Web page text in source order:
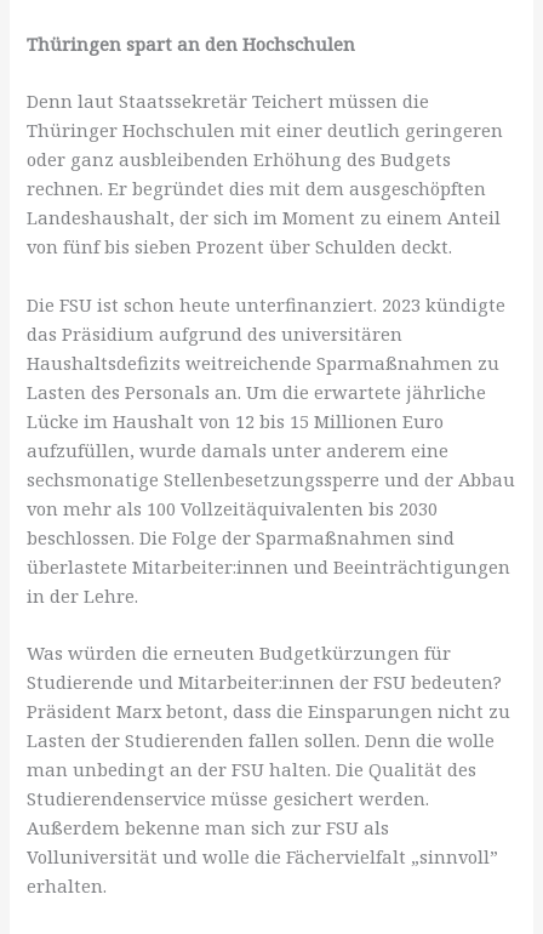
Thüringen spart an den Hochschulen
Denn laut Staatssekretär Teichert müssen die
Thüringer Hochschulen mit einer deutlich geringeren
oder ganz ausbleibenden Erhöhung des Budgets
rechnen. Er begründet dies mit dem ausgeschöpften
Landeshaushalt, der sich im Moment zu einem Anteil
von fünf bis sieben Prozent über Schulden deckt.
Die FSU ist schon heute unterfinanziert. 2023 kündigte
das Präsidium aufgrund des universitären
Haushaltsdefizits weitreichende Sparmaßnahmen zu
Lasten des Personals an. Um die erwartete jährliche
Lücke im Haushalt von 12 bis 15 Millionen Euro
aufzufüllen, wurde damals unter anderem eine
sechsmonatige Stellenbesetzungssperre und der Abbau
von mehr als 100 Vollzeitäquivalenten bis 2030
beschlossen. Die Folge der Sparmaßnahmen sind
überlastete Mitarbeiter:innen und Beeinträchtigungen
in der Lehre.
Was würden die erneuten Budgetkürzungen für
Studierende und Mitarbeiter:innen der FSU bedeuten?
Präsident Marx betont, dass die Einsparungen nicht zu
Lasten der Studierenden fallen sollen. Denn die wolle
man unbedingt an der FSU halten. Die Qualität des
Studierendenservice müsse gesichert werden.
Außerdem bekenne man sich zur FSU als
Volluniversität und wolle die Fächervielfalt „sinnvoll”
erhalten.